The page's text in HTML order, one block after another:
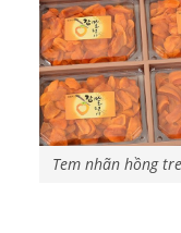
Tem nhãn hồng